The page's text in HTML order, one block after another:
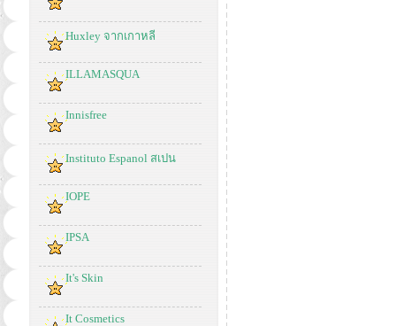
Huxley จากเกาหลี
ILLAMASQUA
Innisfree
Instituto Espanol สเปน
IOPE
IPSA
It's Skin
It Cosmetics